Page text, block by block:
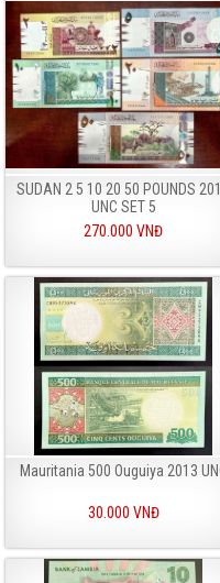
SUDAN 2 5 10 20 50 POUNDS
UNC SET 5
270.000 VNĐ
Mauritania 500 Ouguiya 2013
30.000 VNĐ